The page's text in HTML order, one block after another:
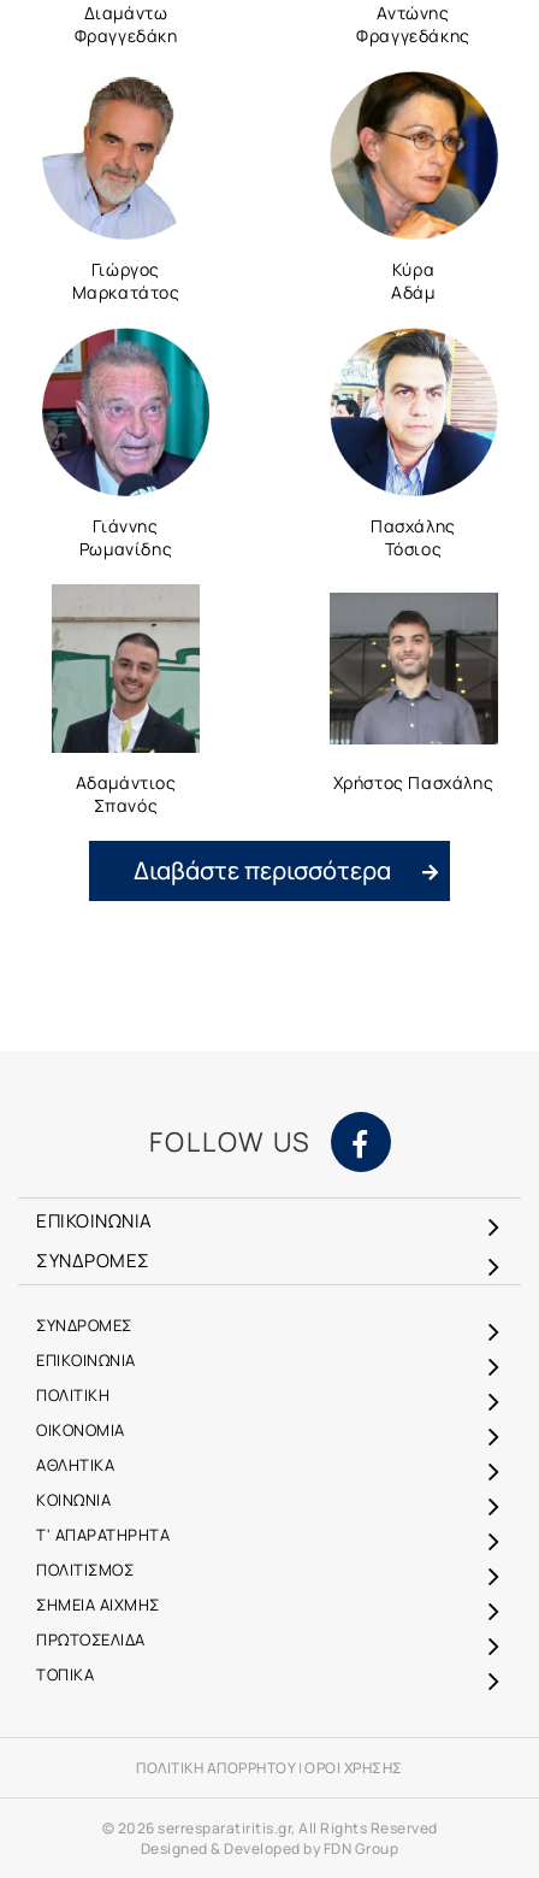
Διαμάντω
Φραγγεδάκη
Αντώνης
Φραγγεδάκης
Γιώργος
Μαρκατάτος
Κύρα
Αδάμ
Γιάννης
Ρωμανίδης
Πασχάλης
Τόσιος
Αδαμάντιος
Σπανός
Χρήστος Πασχάλης
Διαβάστε περισσότερα
FOLLOW US
ΕΠΙΚΟΙΝΩΝΙΑ
ΣΥΝΔΡΟΜΕΣ
ΣΥΝΔΡΟΜΕΣ
ΕΠΙΚΟΙΝΩΝΙΑ
ΠΟΛΙΤΙΚΗ
ΟΙΚΟΝΟΜΙΑ
ΑΘΛΗΤΙΚΑ
ΚΟΙΝΩΝΙΑ
Τ' ΑΠΑΡΑΤΗΡΗΤΑ
ΠΟΛΙΤΙΣΜΟΣ
ΣΗΜΕΙΑ ΑΙΧΜΗΣ
ΠΡΩΤΟΣΕΛΙΔΑ
ΤΟΠΙΚΑ
ΠΟΛΙΤΙΚΗ ΑΠΟΡΡΗΤΟΥ|ΟΡΟΙ ΧΡΗΣΗΣ
© 2026 serresparatiritis.gr, All Rights Reserved
Designed & Developed by FDN Group